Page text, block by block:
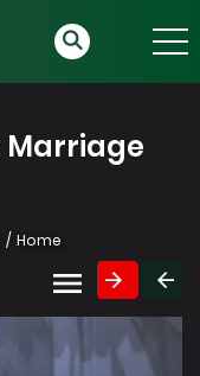
Home